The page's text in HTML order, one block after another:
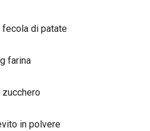
fecola di patate
farina
zucchero
in polvere